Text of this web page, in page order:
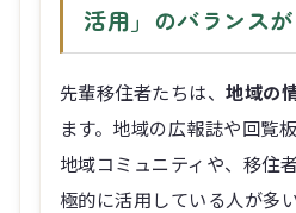
活用」のバランス
先輩移住者たちは、地域の
ます。地域の広報誌や回覧
地域コミュニティや、移住
極的に活用している人が多